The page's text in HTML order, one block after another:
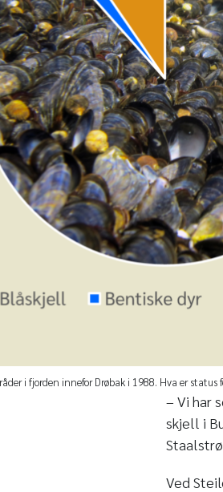
i fjorden innefor Drøbak i 1988. Hva er status
– Vi har
skjell i
Ved